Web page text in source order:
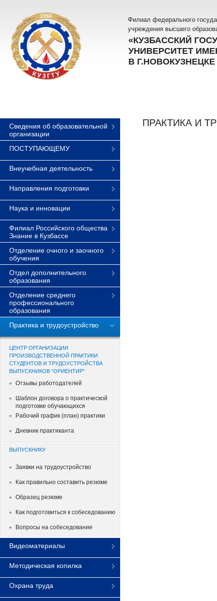
Филиал федерального
учреждения высшего
«КУЗБАССКИЙ
УНИВЕРСИТЕТ
В Г.НОВОКУЗНЕЦКЕ
Сведения об образовательной
организации
ПОСТУПАЮЩЕМУ
Внеучебная деятельность
Направления подготовки
Наука и инновации
Филиал Российского общества
Знание в Кузбассе
Отделение очного и заочного
обучения
Отдел дополнительного
образования
Отделение среднего
профессионального
образования
Практика и трудоустройство
ЦЕНТР ОРГАНИЗАЦИИ
ПРОИЗВОДСТВЕННОЙ ПРАКТИКИ
СТУДЕНТОВ И ТРУДОУСТРОЙСТВА
ВЫПУСКНИКОВ “ОРИЕНТИР”
Отзывы работодателей
Шаблон договора о практической
подготовке обучающихся
Рабочий график (план) практики
Дневник практиканта
ВЫПУСКНИКУ
Заявки на трудоустройство
Как правильно составить резюме
Образец резюме
Как подготовиться к собеседованию
Вопросы на собеседование
Видеоматериалы
Методическая копилка
Охрана труда
ПРАКТИКА И